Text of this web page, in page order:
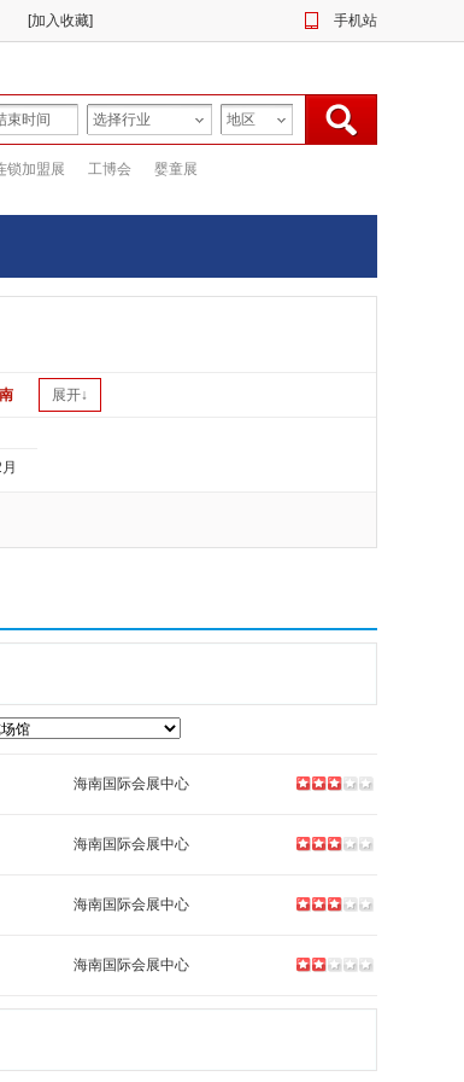
[加入收藏] 手机站
锁加盟展 工博会 婴童展
展开↓
海南国际会展中心
海南国际会展中心
海南国际会展中心
海南国际会展中心